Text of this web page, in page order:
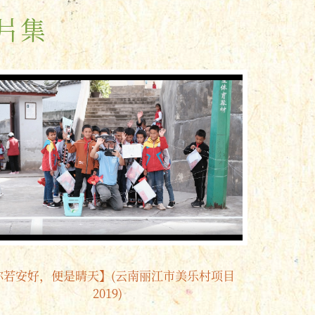
集
若安好，便是晴天】(云南丽江市美乐村项目
2019)